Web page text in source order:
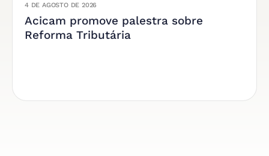
4 DE AGOSTO DE 2026
Acicam promove palestra sobre
Reforma Tributária